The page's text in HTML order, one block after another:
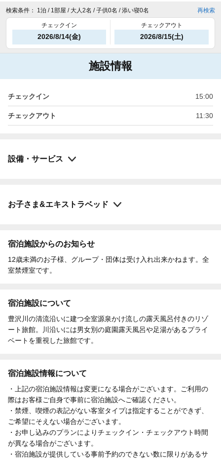
検索条件： 1泊 / 1部屋 / 大人2名 / 子供0名 / 添い寝0名 再検索
チェックイン
2026/8/14(金)
チェックアウト
2026/8/15(土)
施設情報
チェックイン 15:00
チェックアウト 11:30
設備・サービス
お子さま&エキストラベッド
宿泊施設からのお知らせ
12歳未満のお子様、グループ・団体は受け入れ出来かねます。全
室禁煙室です。
宿泊施設について
豊沢川の清流沿いに建つ全室源泉かけ流しの露天風呂付きのリゾ
ート旅館。川沿いには男女別の庭園露天風呂や足湯があるプライ
ベートを重視した旅館です。
宿泊施設情報について
・上記の宿泊施設情報は変更になる場合がございます。ご利用の
際はお客様ご自身で事前に宿泊施設へご確認ください。
・禁煙、喫煙の表記がない客室タイプは指定することができず、
ご希望にそえない場合がございます。
・お申し込みのプランによりチェックイン・チェックアウト時間
が異なる場合がございます。
・宿泊施設が提供している事前予約のできない数に限りがあるサ